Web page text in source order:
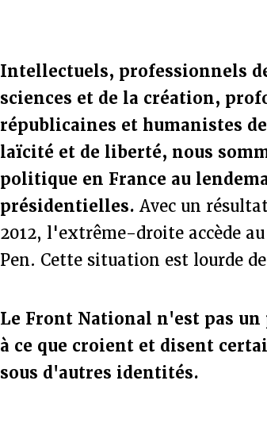
Intellectuels, professionnels
sciences et de la création,
républicaines et humanistes
laïcité et de liberté, nous
politique en France au
présidentielles. Avec un
2012, l'extrême-droite accède
Pen. Cette situation est lourde
Le Front National n'est pas
à ce que croient et disent
sous d'autres identités.